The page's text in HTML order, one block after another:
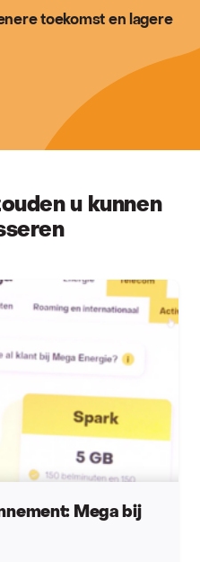
toekomst en lagere
u kunnen
Mega bij